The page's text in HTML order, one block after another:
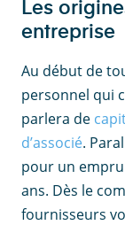
Les
entreprise
Au début de
personnel qui
parlera de
d’associé.
pour un
ans. Dès le
fournisseurs